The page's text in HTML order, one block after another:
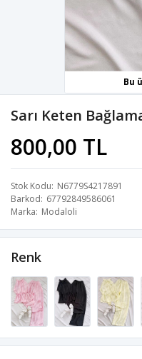
Bu
Sarı Keten
800,00 TL
Stok Kodu N6779S4217891
Barkod 67792849586061
Marka Modaloli
Renk